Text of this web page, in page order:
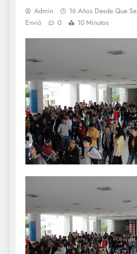
Admin
16 Años Desde Que Se
Envió
0 10 Minutos